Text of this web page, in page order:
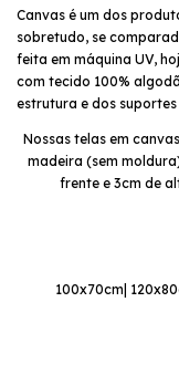
Canvas é um dos
sobretudo, se
feita em máquina UV,
com tecido 100%
estrutura e dos
Nossas telas em
madeira (sem
frente e 3cm de
100x70cm|